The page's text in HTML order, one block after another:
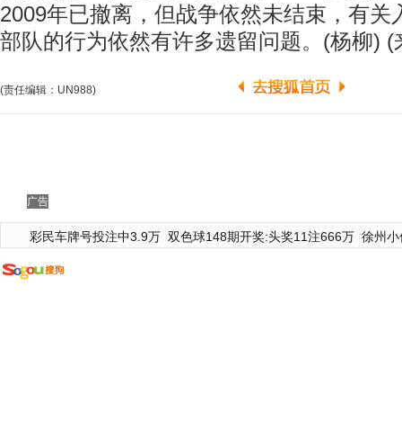
2009年已撤离，但战争依然未结束，有关
部队的行为依然有许多遗留问题。(杨柳) (
(责任编辑：UN988)
广告
彩民车牌号投注中3.9万 双色球148期开奖:头奖11注666万 徐州